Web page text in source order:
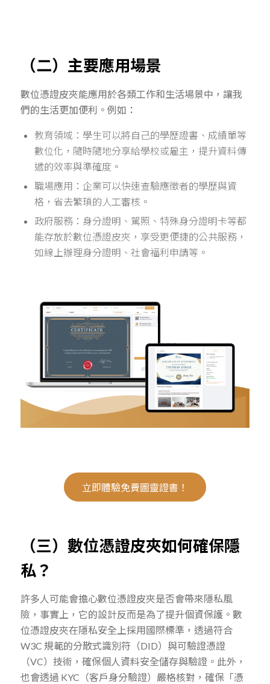
（二）主要應用場景
數位憑證皮夾能應用於各類工作和生活場景中，讓我
們的生活更加便利。例如：
教育領域：學生可以將自己的學歷證書、成績單等
數位化，隨時隨地分享給學校或雇主，提升資料傳
遞的效率與準確度。
職場應用：企業可以快速查驗應徵者的學歷與資
格，省去繁瑣的人工審核。
政府服務：身分證明、駕照、特殊身分證明卡等都
能存放於數位憑證皮夾，享受更便捷的公共服務，
如線上辦理身分證明、社會福利申請等。
立即體驗免費圖靈證書！
（三）數位憑證皮夾如何確保隱
私？
許多人可能會擔心數位憑證皮夾是否會帶來隱私風
險，事實上，它的設計反而是為了提升個資保護。數
位憑證皮夾在隱私安全上採用國際標準，透過符合
W3C 規範的分散式識別符（DID）與可驗證憑證
（VC）技術，確保個人資料安全儲存與驗證。此外，
也會透過 KYC（客戶身分驗證）嚴格核對，確保「憑